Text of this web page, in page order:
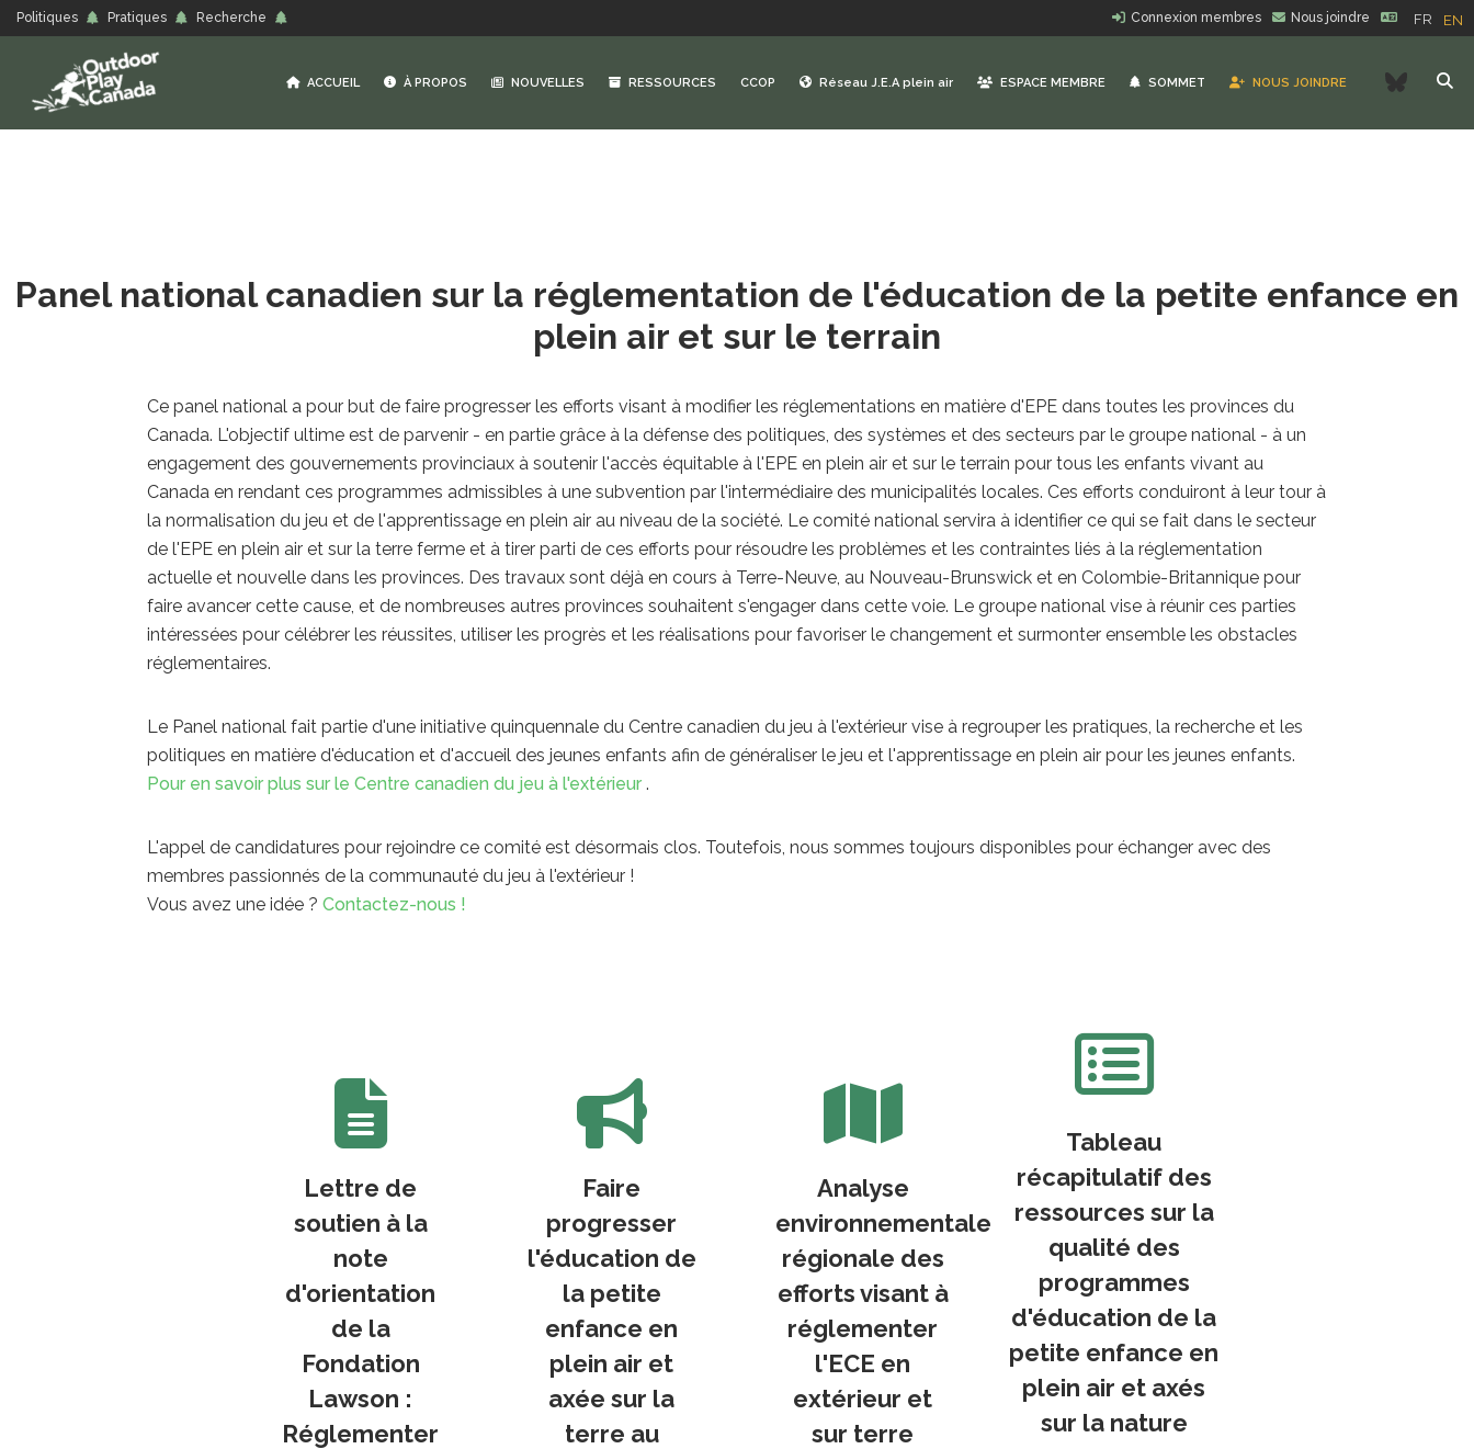
Politiques Pratiques Recherche Connexion membres Nous joindre FR EN
ACCUEIL À PROPOS NOUVELLES RESSOURCES CCOP Réseau J.E.A plein air ESPACE MEMBRE SOMMET NOUS JOINDRE
Panel national canadien sur la réglementation de l'éducation de la petite enfance en
plein air et sur le terrain
Ce panel national a pour but de faire progresser les efforts visant à modifier les réglementations en matière d'EPE dans toutes les provinces du
Canada. L'objectif ultime est de parvenir - en partie grâce à la défense des politiques, des systèmes et des secteurs par le groupe national - à un
engagement des gouvernements provinciaux à soutenir l'accès équitable à l'EPE en plein air et sur le terrain pour tous les enfants vivant au
Canada en rendant ces programmes admissibles à une subvention par l'intermédiaire des municipalités locales. Ces efforts conduiront à leur tour à
la normalisation du jeu et de l'apprentissage en plein air au niveau de la société. Le comité national servira à identifier ce qui se fait dans le secteur
de l'EPE en plein air et sur la terre ferme et à tirer parti de ces efforts pour résoudre les problèmes et les contraintes liés à la réglementation
actuelle et nouvelle dans les provinces. Des travaux sont déjà en cours à Terre-Neuve, au Nouveau-Brunswick et en Colombie-Britannique pour
faire avancer cette cause, et de nombreuses autres provinces souhaitent s'engager dans cette voie. Le groupe national vise à réunir ces parties
intéressées pour célébrer les réussites, utiliser les progrès et les réalisations pour favoriser le changement et surmonter ensemble les obstacles
réglementaires.
Le Panel national fait partie d'une initiative quinquennale du Centre canadien du jeu à l'extérieur vise à regrouper les pratiques, la recherche et les
politiques en matière d'éducation et d'accueil des jeunes enfants afin de généraliser le jeu et l'apprentissage en plein air pour les jeunes enfants.
Pour en savoir plus sur le Centre canadien du jeu à l'extérieur.
L'appel de candidatures pour rejoindre ce comité est désormais clos. Toutefois, nous sommes toujours disponibles pour échanger avec des
membres passionnés de la communauté du jeu à l'extérieur !
Vous avez une idée ?Contactez-nous !
Lettre de
soutien à la
note
d'orientation
de la
Fondation
Lawson :
Réglementer
Faire
progresser
l'éducation de
la petite
enfance en
plein air et
axée sur la
terre au
Analyse
environnementale
régionale des
efforts visant à
réglementer
l'ECE en
extérieur et
sur terre
Tableau
récapitulatif des
ressources sur la
qualité des
programmes
d'éducation de la
petite enfance en
plein air et axés
sur la nature